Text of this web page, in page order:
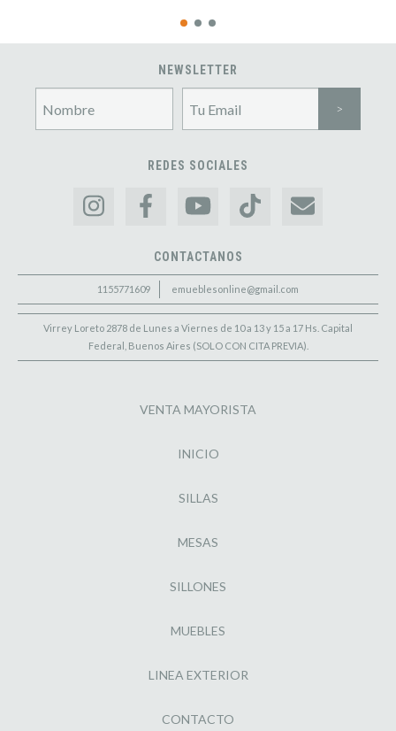
NEWSLETTER
REDES SOCIALES
CONTACTANOS
1155771609 emueblesonline@gmail.com
Virrey Loreto 2878 de Lunes a Viernes de 10 a 13 y 15 a 17 Hs. Capital
Federal, Buenos Aires (SOLO CON CITA PREVIA).
VENTA MAYORISTA
INICIO
SILLAS
MESAS
SILLONES
MUEBLES
LINEA EXTERIOR
CONTACTO